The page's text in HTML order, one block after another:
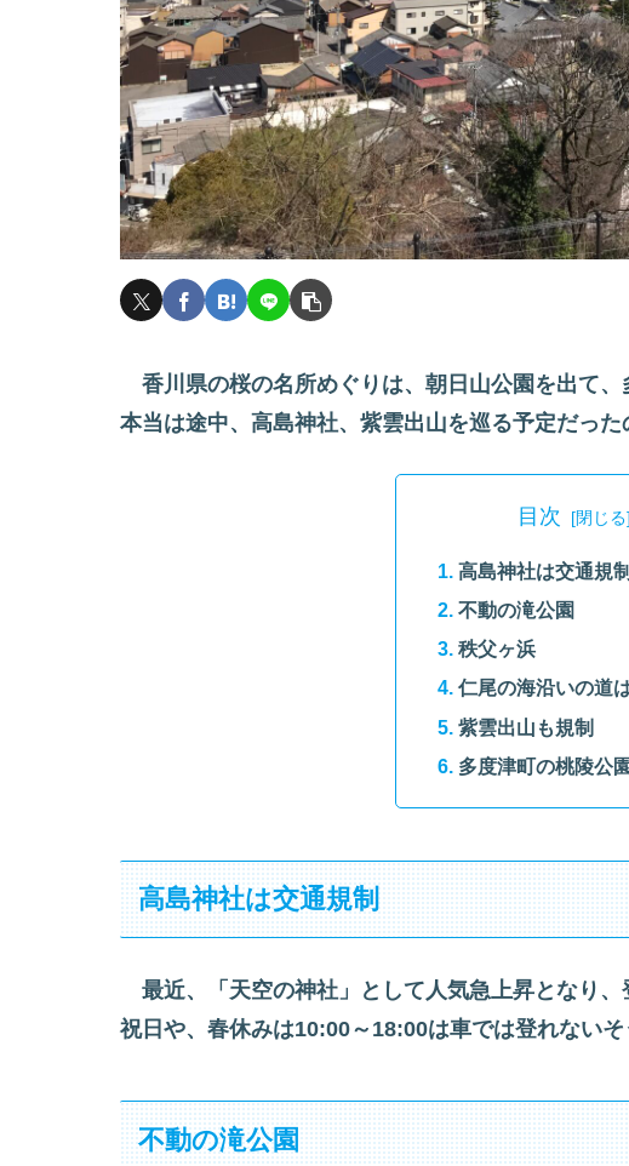
香川県の桜の名所めぐりは、朝日山公園を出て、
本当は途中、高島神社、紫雲出山を巡る予定だっ
目次
高島神社は交通規制
不動の滝公園
秩父ヶ浜
仁尾の海沿いの道
紫雲出山も規制
多度津町の桃陵公園
高島神社は交通規制
最近、「天空の神社」として人気急上昇となり、
祝日や、春休みは10:00～18:00は車では登れないそ
不動の滝公園